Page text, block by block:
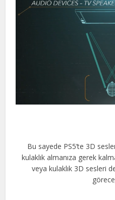
Bu sayede PS5’te 3D
kulaklık almanıza gerek
veya kulaklık 3D sesleri